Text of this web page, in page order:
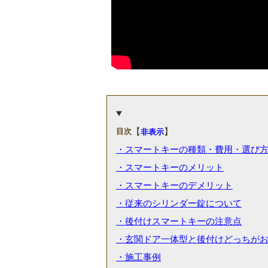
目次 【非表示】
・スマートキーの種類・費用・選び方
・スマートキーのメリット
・スマートキーのデメリット
・従来のシリンダー錠について
・後付けスマートキーの注意点
・玄関ドア一体型と後付けどっちが
・施工事例